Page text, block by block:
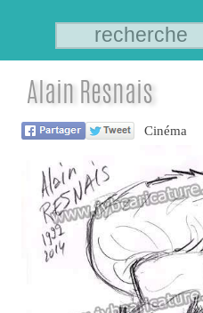
Alain Resnais
Cinéma